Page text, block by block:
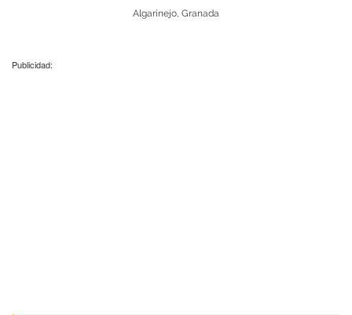
Algarinejo, Granada
Publicidad: